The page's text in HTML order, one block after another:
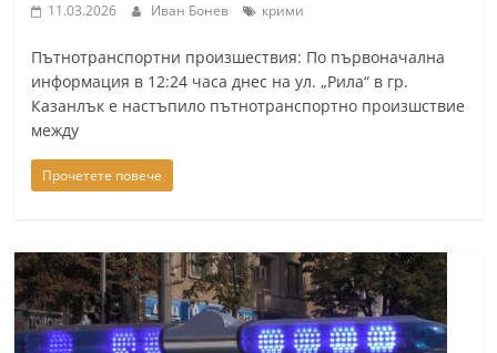
11.03.2026 Иван Бонев крими
Пътнотранспортни произшествия: По първоначална
информация в 12:24 часа днес на ул. „Рила“ в гр.
Казанлък е настъпило пътнотранспортно произшствие
между
Прочетете повече